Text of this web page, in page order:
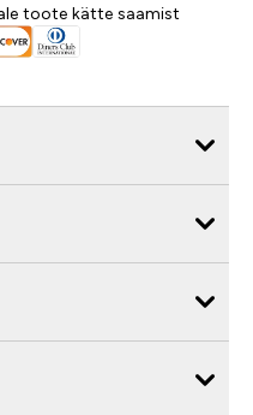
toote kätte saamist